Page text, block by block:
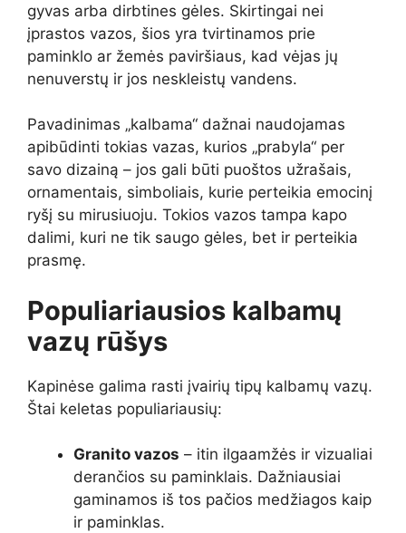
gyvas arba dirbtines gėles. Skirtingai nei
įprastos vazos, šios yra tvirtinamos prie
paminklo ar žemės paviršiaus, kad vėjas jų
nenuverstų ir jos neskleistų vandens.
Pavadinimas „kalbama“ dažnai naudojamas
apibūdinti tokias vazas, kurios „prabyla“ per
savo dizainą – jos gali būti puoštos užrašais,
ornamentais, simboliais, kurie perteikia emocinį
ryšį su mirusiuoju. Tokios vazos tampa kapo
dalimi, kuri ne tik saugo gėles, bet ir perteikia
prasmę.
Populiariausios kalbamų
vazų rūšys
Kapinėse galima rasti įvairių tipų kalbamų vazų.
Štai keletas populiariausių:
Granito vazos – itin ilgaamžės ir vizualiai
derančios su paminklais. Dažniausiai
gaminamos iš tos pačios medžiagos kaip
ir paminklas.